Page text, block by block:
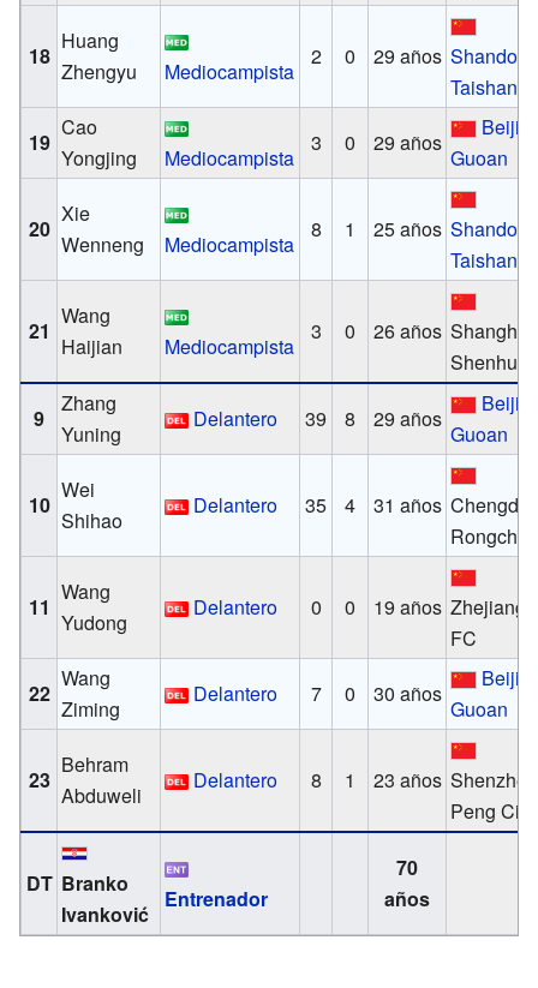
18
Huang
Zhengyu
Mediocampista
2 0 29 años
Taishan
19
Cao
Yongjing
Mediocampista
3 0 29 años
Guoan
20
Xie
Wenneng
Mediocampista
8 1 25 años
Taishan
21
Wang
Haijian
Mediocampista
3 0 26 años Shanghái
Shenhua
9
Zhang
Yuning
Delantero 39 8 29 años
Guoan
10
Wei
Shihao
Delantero 35 4 31 años Chengdu
11
Wang
Yudong
Delantero 0 0 19 años Zhejiang
FC
22
Wang
Ziming
Delantero 7 0 30 años
Guoan
23
Behram
Abduweli
Delantero 8 1 23 años Shenzhen
Peng City
DT Branko
Ivanković
Entrenador
70
años